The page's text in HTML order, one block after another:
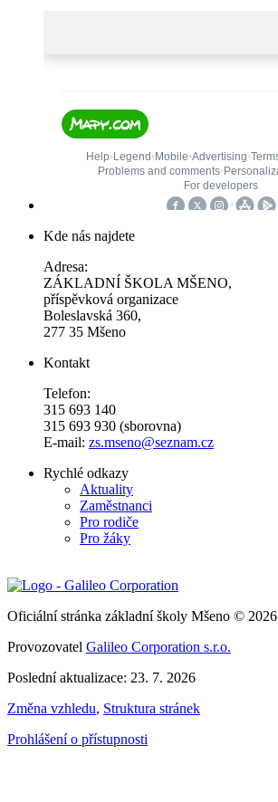
Kde nás najdete
Adresa:
ZÁKLADNÍ ŠKOLA MŠENO,
příspěvková organizace
Boleslavská 360,
277 35 Mšeno
Kontakt
Telefon:
315 693 140
315 693 930 (sborovna)
E-mail: zs.mseno@seznam.cz
Rychlé odkazy
Aktuality
Zaměstnanci
Pro rodiče
Pro žáky
Oficiální stránka základní školy Mšeno © 2026
Provozovatel Galileo Corporation s.r.o.
Poslední aktualizace: 23. 7. 2026
Změna vzhledu, Struktura stránek
Prohlášení o přístupnosti